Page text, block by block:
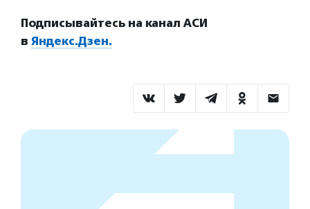
Подписывайтесь на канал АСИ
в Яндекс.Дзен.